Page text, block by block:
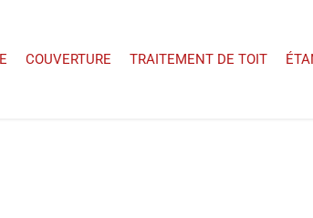
COUVERTURE TRAITEMENT DE TOIT